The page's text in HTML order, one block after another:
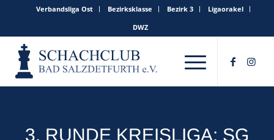
Verbandsliga Ost Bezirksklasse Bezirk 3
Ligaorakel
DWZ
3. RUNDE KREISLIGA: SG